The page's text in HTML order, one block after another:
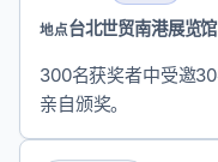
地点台北世贸南港展览馆
300名获奖者中受邀
亲自颁奖。